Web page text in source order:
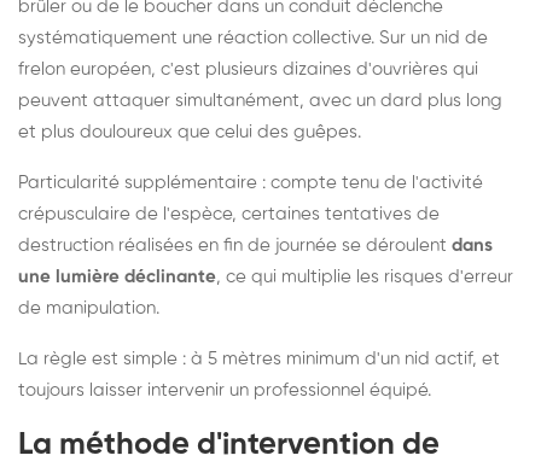
brûler ou de le boucher dans un conduit déclenche
systématiquement une réaction collective. Sur un nid de
frelon européen, c'est plusieurs dizaines d'ouvrières qui
peuvent attaquer simultanément, avec un dard plus long
et plus douloureux que celui des guêpes.
Particularité supplémentaire : compte tenu de l'activité
crépusculaire de l'espèce, certaines tentatives de
destruction réalisées en fin de journée se déroulent dans
une lumière déclinante, ce qui multiplie les risques d'erreur
de manipulation.
La règle est simple : à 5 mètres minimum d'un nid actif, et
toujours laisser intervenir un professionnel équipé.
La méthode d'intervention de